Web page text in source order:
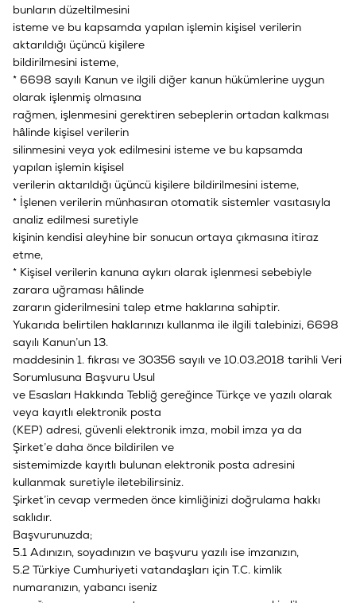
bunların düzeltilmesini
isteme ve bu kapsamda yapılan işlemin kişisel verilerin
aktarıldığı üçüncü kişilere
bildirilmesini isteme,
* 6698 sayılı Kanun ve ilgili diğer kanun hükümlerine uygun
olarak işlenmiş olmasına
rağmen, işlenmesini gerektiren sebeplerin ortadan kalkması
hâlinde kişisel verilerin
silinmesini veya yok edilmesini isteme ve bu kapsamda
yapılan işlemin kişisel
verilerin aktarıldığı üçüncü kişilere bildirilmesini isteme,
* İşlenen verilerin münhasıran otomatik sistemler vasıtasıyla
analiz edilmesi suretiyle
kişinin kendisi aleyhine bir sonucun ortaya çıkmasına itiraz
etme,
* Kişisel verilerin kanuna aykırı olarak işlenmesi sebebiyle
zarara uğraması hâlinde
zararın giderilmesini talep etme haklarına sahiptir.
Yukarıda belirtilen haklarınızı kullanma ile ilgili talebinizi, 6698
sayılı Kanun’un 13.
maddesinin 1. fıkrası ve 30356 sayılı ve 10.03.2018 tarihli Veri
Sorumlusuna Başvuru Usul
ve Esasları Hakkında Tebliğ gereğince Türkçe ve yazılı olarak
veya kayıtlı elektronik posta
(KEP) adresi, güvenli elektronik imza, mobil imza ya da
Şirket’e daha önce bildirilen ve
sistemimizde kayıtlı bulunan elektronik posta adresini
kullanmak suretiyle iletebilirsiniz.
Şirket’in cevap vermeden önce kimliğinizi doğrulama hakkı
saklıdır.
Başvurunuzda;
5.1 Adınızın, soyadınızın ve başvuru yazılı ise imzanızın,
5.2 Türkiye Cumhuriyeti vatandaşları için T.C. kimlik
numaranızın, yabancı iseniz